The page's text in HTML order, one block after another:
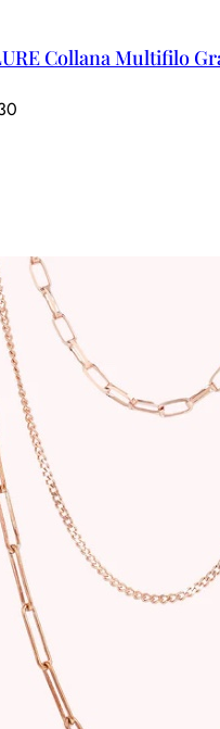
Collana Multifilo